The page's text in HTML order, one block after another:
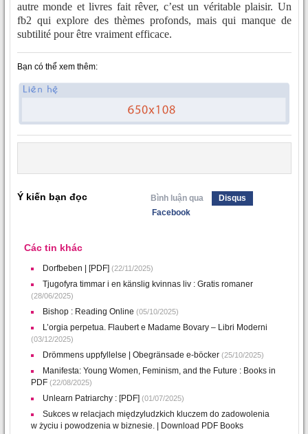
autre monde et livres fait rêver, c’est un véritable plaisir. Un
fb2 qui explore des thèmes profonds, mais qui manque de
subtilité pour être vraiment efficace.
Bạn có thể xem thêm:
Ý kiến bạn đọc Bình luận qua
Disqus
Facebook
Các tin khác
Dorfbeben | [PDF] (22/11/2025)
Tjugofyra timmar i en känslig kvinnas liv : Gratis romaner
(28/06/2025)
Bishop : Reading Online (05/10/2025)
L’orgia perpetua. Flaubert e Madame Bovary – Libri Moderni
(03/12/2025)
Drömmens uppfyllelse | Obegränsade e-böcker (25/10/2025)
Manifesta: Young Women, Feminism, and the Future : Books in
PDF (22/08/2025)
Unlearn Patriarchy : [PDF] (01/07/2025)
Sukces w relacjach międzyludzkich kluczem do zadowolenia
w życiu i powodzenia w biznesie. | Download PDF Books